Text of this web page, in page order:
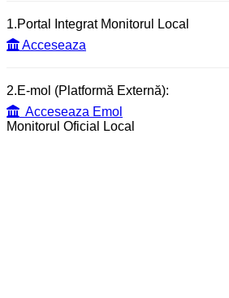
1.Portal Integrat Monitorul Local
Acceseaza
2.E-mol (Platformă Externă):
Acceseaza Emol
Monitorul Oficial Local